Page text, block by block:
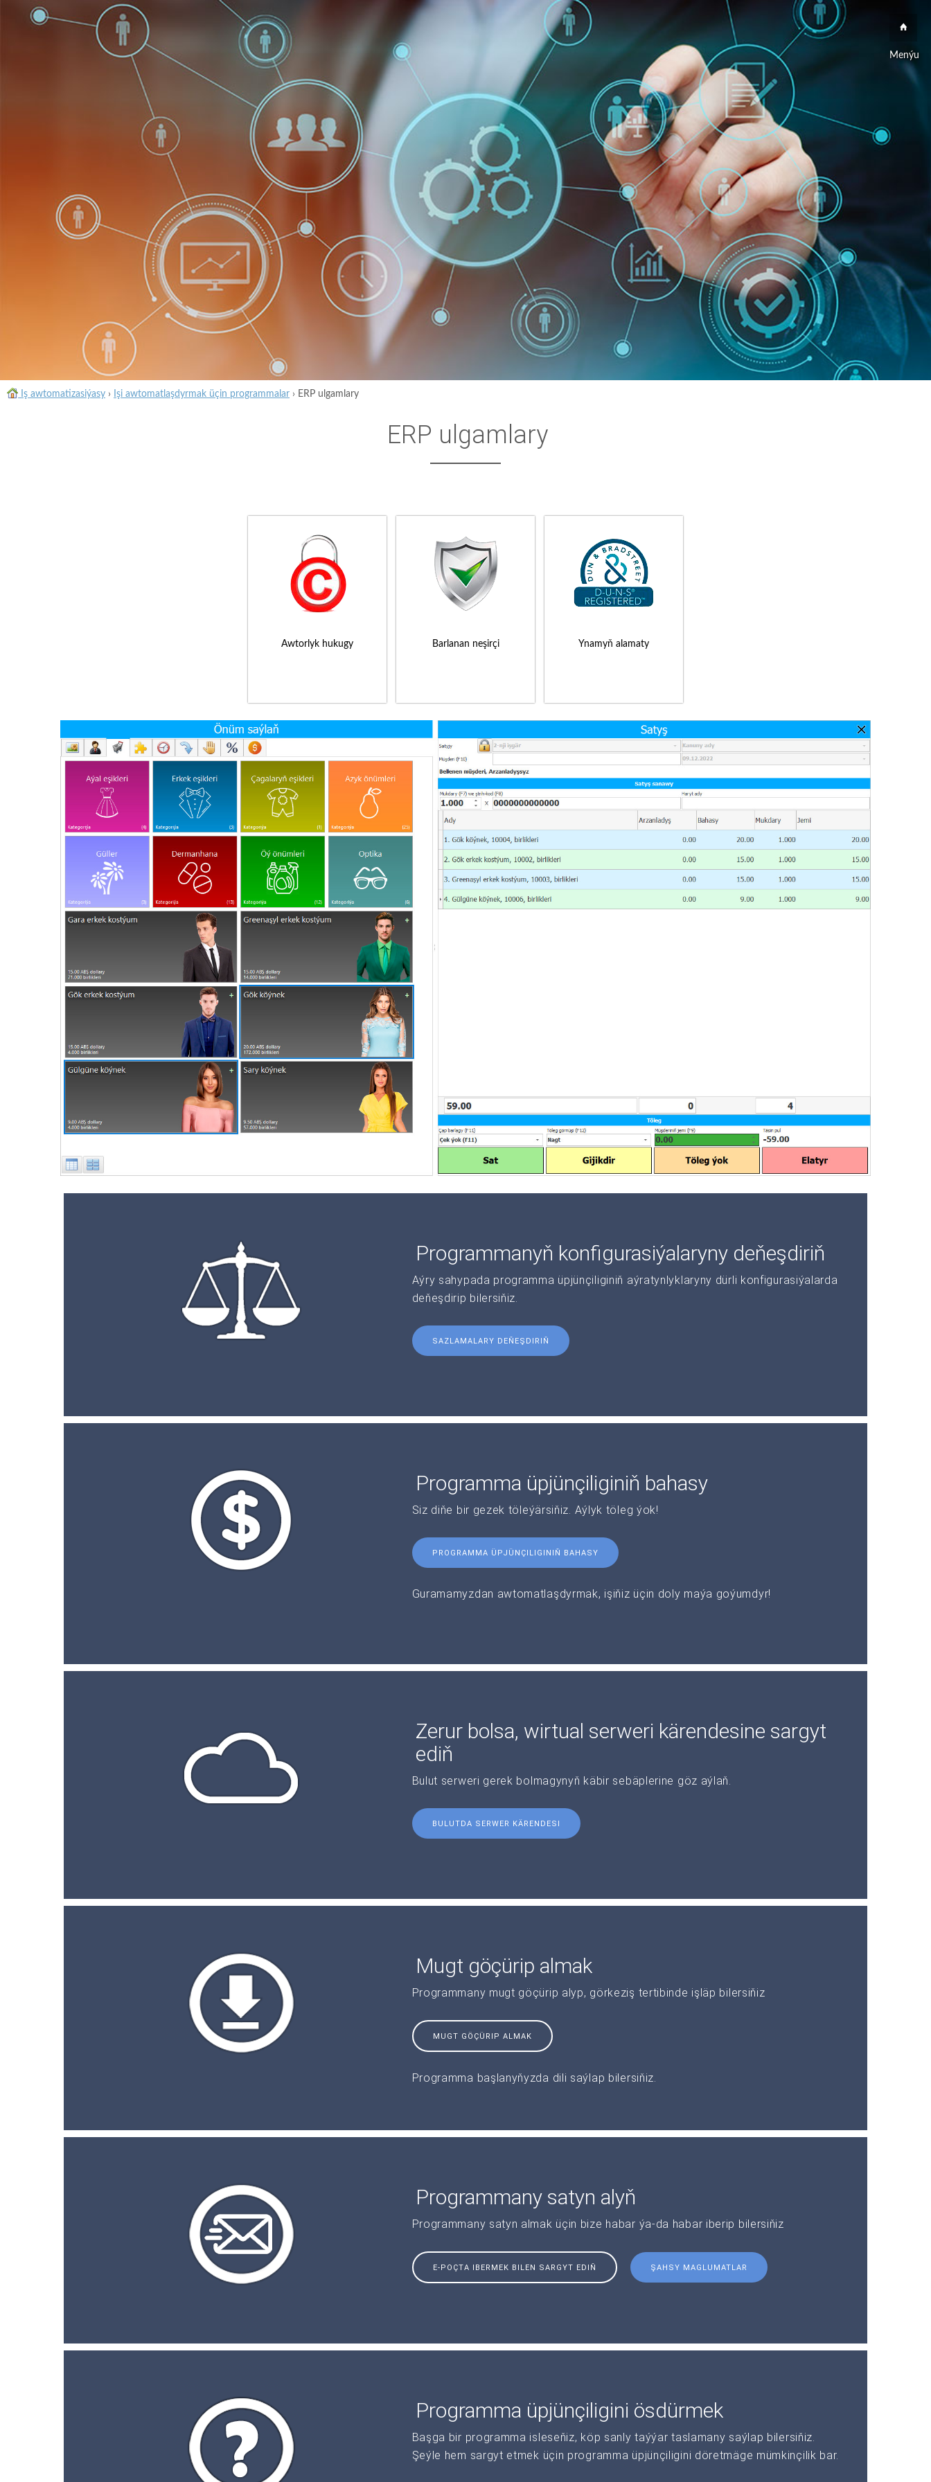
Menýu
Iş awtomatizasiýasy › Işi awtomatlaşdyrmak üçin programmalar › ERP ulgamlary
ERP ulgamlary
Awtorlyk hukugy Barlanan neşirçi Ynamyň alamaty
Programmanyň konfigurasiýalaryny deňeşdiriň
Aýry sahypada programma üpjünçiliginiň aýratynlyklaryny dürli konfigurasiýalarda
deňeşdirip bilersiňiz.
SAZLAMALARY DEŇEŞDIRIŇ
Programma üpjünçiliginiň bahasy
Siz diňe bir gezek töleýärsiňiz. Aýlyk töleg ýok!
PROGRAMMA ÜPJÜNÇILIGINIŇ BAHASY
Guramamyzdan awtomatlaşdyrmak, işiňiz üçin doly maýa goýumdyr!
Zerur bolsa, wirtual serweri kärendesine sargyt
ediň
Bulut serweri gerek bolmagynyň käbir sebäplerine göz aýlaň.
BULUTDA SERWER KÄRENDESI
Mugt göçürip almak
Programmany mugt göçürip alyp, görkeziş tertibinde işläp bilersiňiz
MUGT GÖÇÜRIP ALMAK
Programma başlanyňyzda dili saýlap bilersiňiz.
Programmany satyn alyň
Programmany satyn almak üçin bize habar ýa-da habar iberip bilersiňiz
E-POÇTA IBERMEK BILEN SARGYT EDIŇ ŞAHSY MAGLUMATLAR
Programma üpjünçiligini ösdürmek
Başga bir programma isleseňiz, köp sanly taýýar taslamany saýlap bilersiňiz.
Şeýle hem sargyt etmek üçin programma üpjünçiligini döretmäge mümkinçilik bar.